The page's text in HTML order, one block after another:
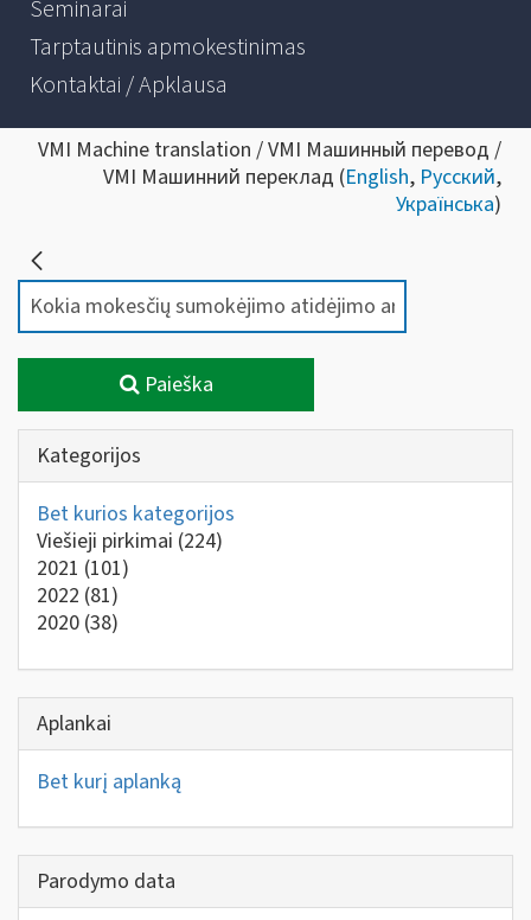
Seminarai
Tarptautinis apmokestinimas
Kontaktai / Apklausa
VMI Machine translation / VMI Машинный перевод /
VMI Машинний переклад (English, Русский,
Українська)
Paieška
Kategorijos
Bet kurios kategorijos
Viešieji pirkimai (224)
2021 (101)
2022 (81)
2020 (38)
Aplankai
Bet kurį aplanką
Parodymo data